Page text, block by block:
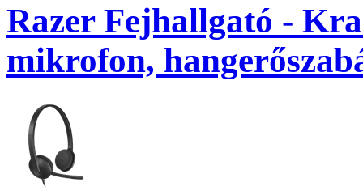
Razer Fejhallgató -
mikrofon,